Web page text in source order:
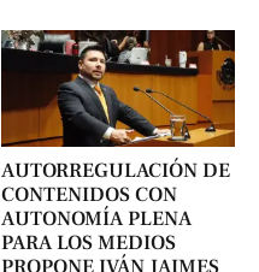
AUTORREGULACIÓN DE
CONTENIDOS CON
AUTONOMÍA PLENA
PARA LOS MEDIOS